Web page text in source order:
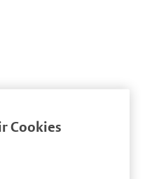
Cookies